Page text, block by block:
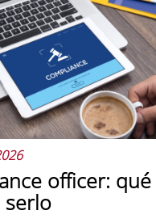
no está en el cargo
sino en un
que se pueden
practicar y medir. Si
qué separa a un
officer:
serlo